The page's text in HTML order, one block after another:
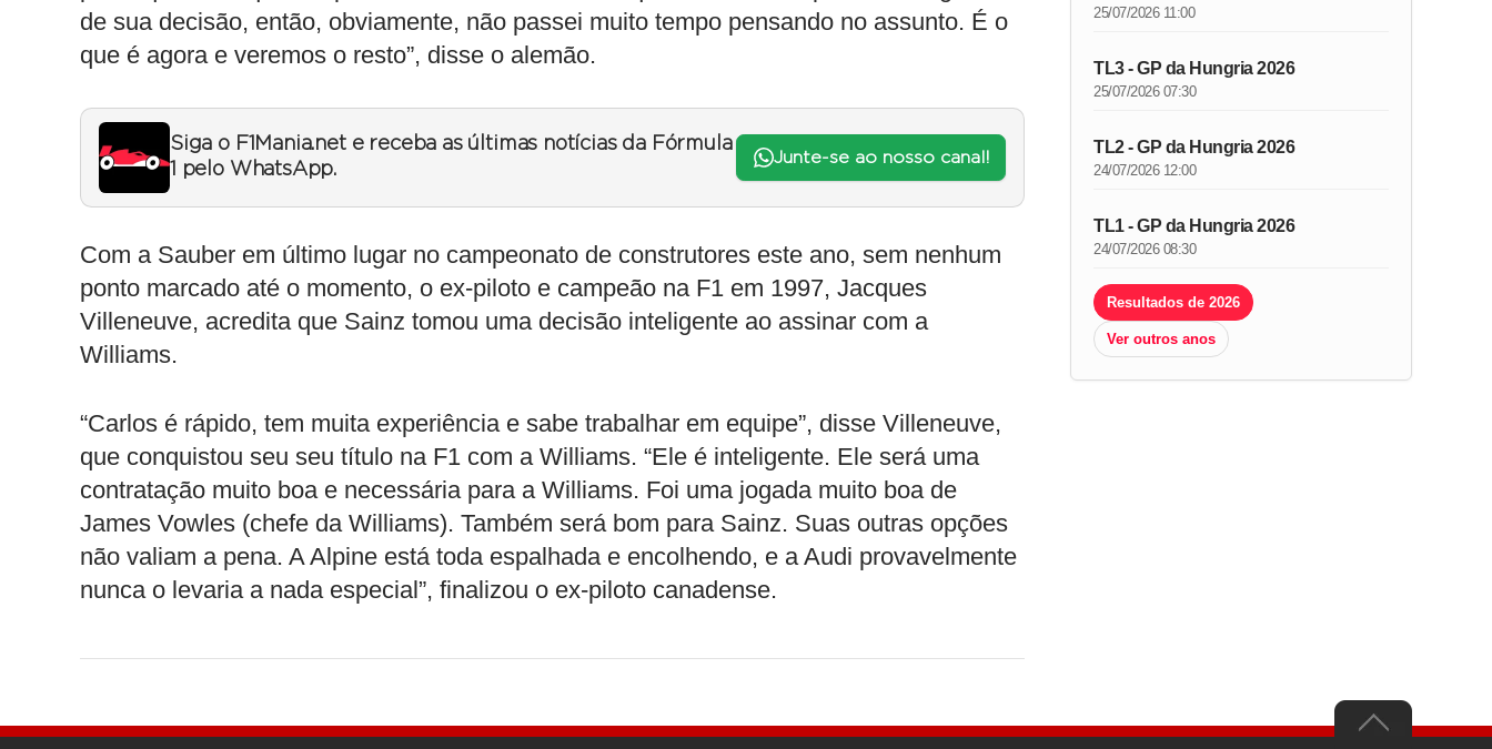
de sua decisão, então, obviamente, não passei muito tempo pensando no assunto. É o
que é agora e veremos o resto”, disse o alemão.
Siga o F1Mania.net e receba as últimas notícias da Fórmula
1 pelo WhatsApp.
Junte-se ao nosso canal!
Com a Sauber em último lugar no campeonato de construtores este ano, sem nenhum
ponto marcado até o momento, o ex-piloto e campeão na F1 em 1997, Jacques
Villeneuve, acredita que Sainz tomou uma decisão inteligente ao assinar com a
Williams.
“Carlos é rápido, tem muita experiência e sabe trabalhar em equipe”, disse Villeneuve,
que conquistou seu seu título na F1 com a Williams. “Ele é inteligente. Ele será uma
contratação muito boa e necessária para a Williams. Foi uma jogada muito boa de
James Vowles (chefe da Williams). Também será bom para Sainz. Suas outras opções
não valiam a pena. A Alpine está toda espalhada e encolhendo, e a Audi provavelmente
nunca o levaria a nada especial”, finalizou o ex-piloto canadense.
25/07/2026 11:00
TL3 - GP da Hungria 2026
25/07/2026 07:30
TL2 - GP da Hungria 2026
24/07/2026 12:00
TL1 - GP da Hungria 2026
24/07/2026 08:30
Resultados de 2026
Ver outros anos